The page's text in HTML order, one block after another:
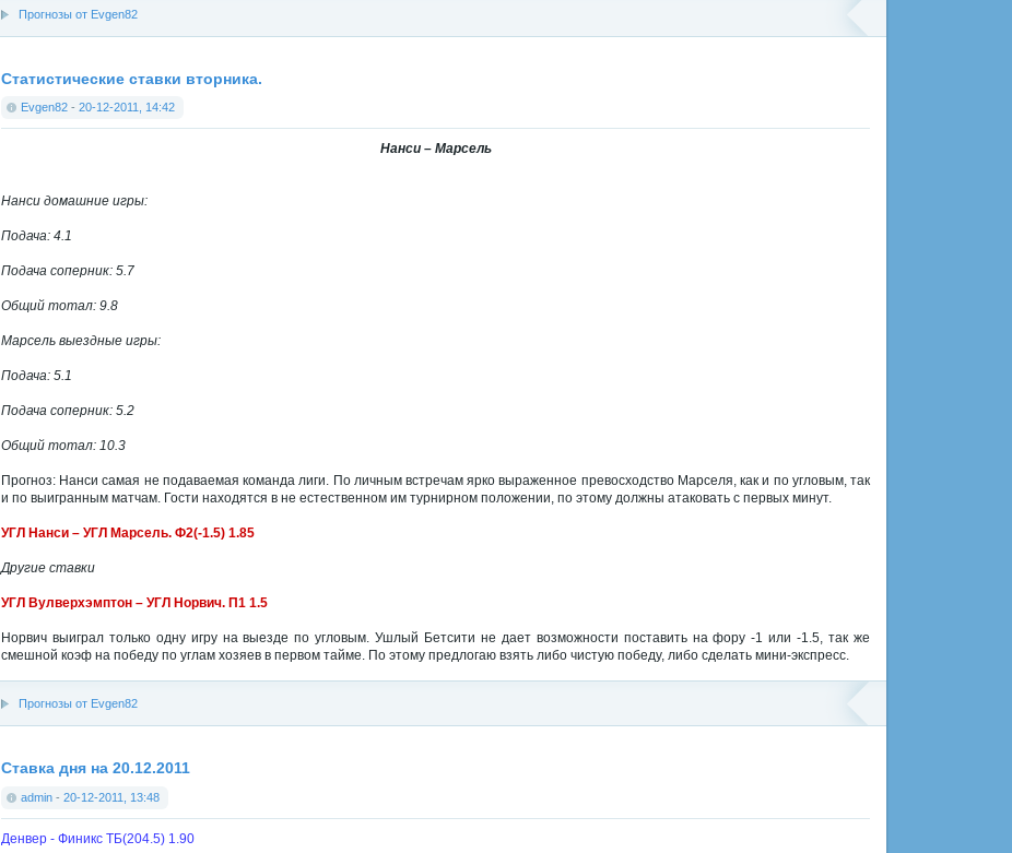
Прогнозы от Evgen82
Статистические ставки вторника.
Evgen82 - 20-12-2011, 14:42
Нанси – Марсель
Нанси домашние игры:
Подача: 4.1
Подача соперник: 5.7
Общий тотал: 9.8
Марсель выездные игры:
Подача: 5.1
Подача соперник: 5.2
Общий тотал: 10.3
Прогноз: Нанси самая не подаваемая команда лиги. По личным встречам ярко выраженное превосходство Марселя, как и по угловым, так
и по выигранным матчам. Гости находятся в не естественном им турнирном положении, по этому должны атаковать с первых минут.
УГЛ Нанси – УГЛ Марсель. Ф2(-1.5) 1.85
Другие ставки
УГЛ Вулверхэмптон – УГЛ Норвич. П1 1.5
Норвич выиграл только одну игру на выезде по угловым. Ушлый Бетсити не дает возможности поставить на фору -1 или -1.5, так же
смешной коэф на победу по углам хозяев в первом тайме. По этому предлогаю взять либо чистую победу, либо сделать мини-экспресс.
Прогнозы от Evgen82
Ставка дня на 20.12.2011
admin - 20-12-2011, 13:48
Денвер - Финикс ТБ(204.5) 1.90